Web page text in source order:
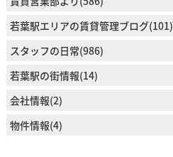
若葉駅エリアの賃貸管理ブログ(101)
スタッフの日常(986)
若葉駅の街情報(14)
会社情報(2)
物件情報(4)